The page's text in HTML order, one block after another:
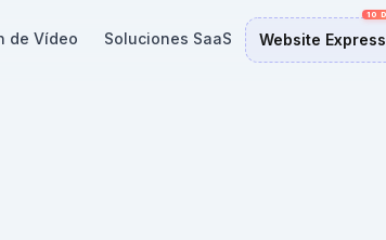
de Vídeo Soluciones SaaS Website Express